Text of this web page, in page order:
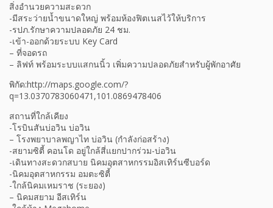
สิ่งอำนวยความสะดวก
-มีสระว่ายน้ำขนาดใหญ่ พร้อมห้องฟิตเนสไว้ให้บริการ
-รปภ.รักษาความปลอดภัย 24 ชม.
-เข้า-ออกด้วยระบบ Key Card
– ที่จอดรถ
– ลิฟท์ พร้อมระบบแสกนนิ้ว เพิ่มความปลอดภัยสำหรับผู้พักอาศัย
พิกัด:http://maps.google.com/?
q=13.0370783060471,101.0869478406
สถานที่ใกล้เคียง
-โรบินสันบ่อวิน บ่อวิน
– โรงพยาบาลพญาไท บ่อวิน (กำลังก่อสร้าง)
-สยามซิตี้ คอนโด อยู่ใกล้สี่แยกปากร่วม-บ่อวิน
-เดินทางสะดวกสบาย นิคมอุตสาหกรรมอิสเทิร์นซีบอร์ด
-นิคมอุตสาหกรรม อมตะซิตี้
-ใกล้นิคมเหมราช (ระยอง)
– นิคมสยาม อีสเทิร์น